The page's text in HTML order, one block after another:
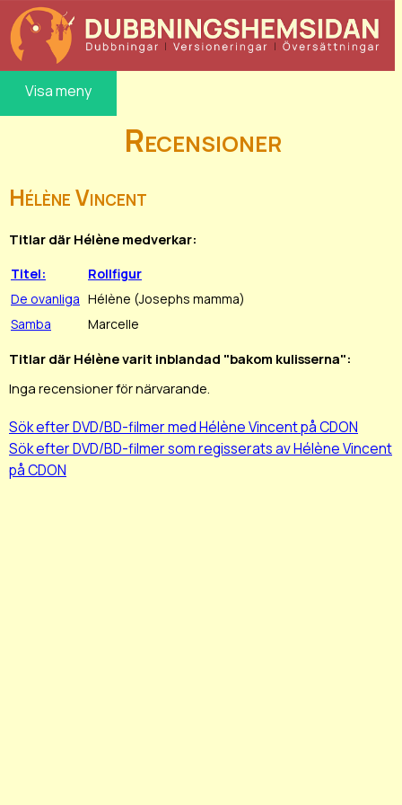
Visa meny
Recensioner
Hélène Vincent
Titlar där Hélène medverkar:
Titel:
Rollfigur
De ovanliga Hélène (Josephs mamma)
Samba
Marcelle
Titlar där Hélène varit inblandad "bakom kulisserna":
Inga recensioner för närvarande.
Sök efter DVD/BD-filmer med Hélène Vincent på CDON
Sök efter DVD/BD-filmer som regisserats av Hélène Vincent
på CDON